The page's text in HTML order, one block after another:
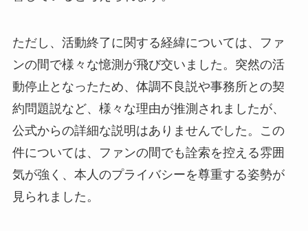
ただし、活動終了に関する経緯については、ファ
ンの間で様々な憶測が飛び交いました。突然の活
動停止となったため、体調不良説や事務所との契
約問題説など、様々な理由が推測されましたが、
公式からの詳細な説明はありませんでした。この
件については、ファンの間でも詮索を控える雰囲
気が強く、本人のプライバシーを尊重する姿勢が
見られました。